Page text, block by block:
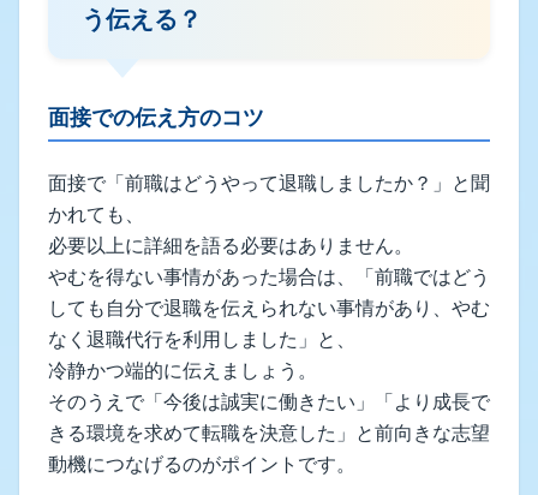
う伝える？
面接での伝え方のコツ
面接で「前職はどうやって退職しましたか？」と聞
かれても、
必要以上に詳細を語る必要はありません。
やむを得ない事情があった場合は、「前職ではどう
しても自分で退職を伝えられない事情があり、やむ
なく退職代行を利用しました」と、
冷静かつ端的に伝えましょう。
そのうえで「今後は誠実に働きたい」「より成長で
きる環境を求めて転職を決意した」と前向きな志望
動機につなげるのがポイントです。